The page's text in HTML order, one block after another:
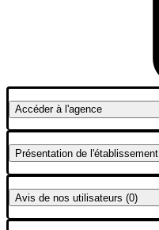
Accéderà l'agence
Présentation de l'établissement
Avis de nos utilisateurs (0)